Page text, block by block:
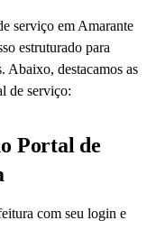
serviço em Amarante
estruturado para
Abaixo, destacamos as
de serviço:
Portal de
com seu login e